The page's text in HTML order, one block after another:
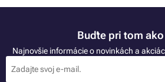
Buďte pri tom
Najnovšie informácie o novinkách a